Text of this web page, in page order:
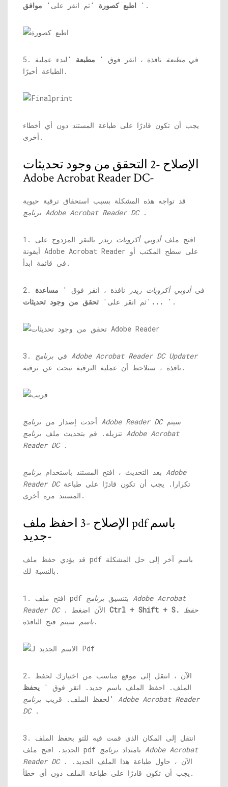
اطبع كصورة 'ثم انقر على' موافق '.
5. في مطبعة نافذة ، انقر فوق ' مطبعة 'لبدء عملية
الطباعة أخيرًا.
يجب أن تكون قادرًا على طباعة المستند دون أي أخطاء
أخرى.
الإصلاح -2 التحقق من وجود تحديثات
Adobe Acrobat Reader DC-
قد تواجه هذه المشكلة بسبب استحقاق ترقية حيوية
برنامج Adobe Acrobat Reader DC.
1. افتح ملفأدوبي أكروبات ريدر
بالنقر المزدوج على
أيقونة Adobe Acrobat Reader على سطح المكتب أو
في قائمة ابدأ.
2. فيأدوبي أكروبات ريدر نافذة ، انقر فوق ' مساعدة
'ثم انقر على' تحقق من وجود تحديثات... '.
3. في برنامج Adobe Acrobat Reader DC Updater
نافذة ، ستلاحظ أن عملية الترقية تبحث عن ترقية.
أحدث إصدار من برنامج Adobe Reader DCسيتم
تنزيله. قم بتحديث ملف برنامج Adobe Acrobat
Reader DC.
بعد التحديث ، افتح المستند باستخدام برنامج Adobe
Reader DCتكرارا. يجب أن تكون قادرًا على طباعة
المستند مرة أخرى.
الإصلاح -3 احفظ ملف pdf باسم
جديد-
قد يؤدي حفظ ملف pdf باسم آخر إلى حل المشكلة
بالنسبة لك.
1. افتح ملف pdf بتنسيق برنامج Adobe Acrobat
Reader DC
Ctrl + Shift + S. حفظ
باسمسيتم فتح النافذة.
2. الآن ، انتقل إلى موقع مناسب من اختيارك لحفظ
الملف. احفظ الملف باسم جديد. انقر فوق ' يحفظ
'لحفظ الملف. قريب برنامج Adobe Acrobat Reader
DC.
3. انتقل إلى المكان الذي قمت فيه للتو بحفظ الملف
الجديد. افتح ملف pdf بامتداد برنامج Adobe Acrobat
Reader DC. الآن ، حاول طباعة هذا الملف الجديد.
يجب أن تكون قادرًا على طباعة الملف دون أي خطأ.